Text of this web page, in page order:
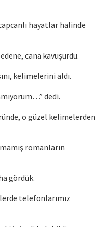
hayatlar halinde
cana kavuşurdu.
kelimelerini aldı.
dedi.
o güzel kelimelerden
romanların
gördük.
telefonlarımız